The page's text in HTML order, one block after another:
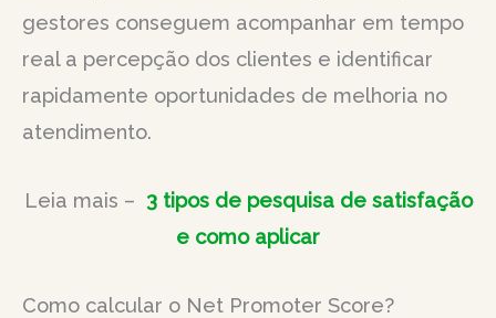
gestores conseguem acompanhar em tempo
real a percepção dos clientes e identificar
rapidamente oportunidades de melhoria no
atendimento.
Leia mais – 3 tipos de pesquisa de satisfação
e como aplicar
Como calcular o Net Promoter Score?